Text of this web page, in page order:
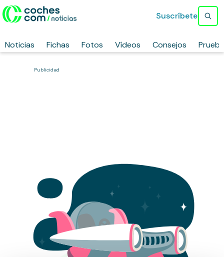
Noticias Fichas Fotos Vídeos Consejos
Suscríbete
Publicidad